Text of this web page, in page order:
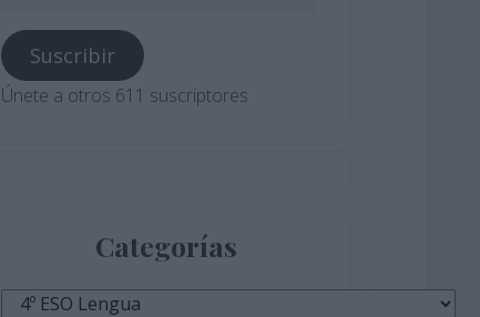
correo
electrónico
Suscribir
Únete a otros 611 suscriptores
Categorías
Categorías